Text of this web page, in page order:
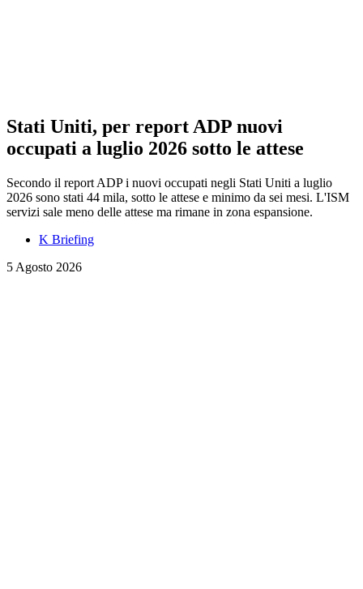
Stati Uniti, per report ADP nuovi
occupati a luglio 2026 sotto le attese
Secondo il report ADP i nuovi occupati negli Stati Uniti a luglio
2026 sono stati 44 mila, sotto le attese e minimo da sei mesi. L'ISM
servizi sale meno delle attese ma rimane in zona espansione.
K Briefing
5 Agosto 2026